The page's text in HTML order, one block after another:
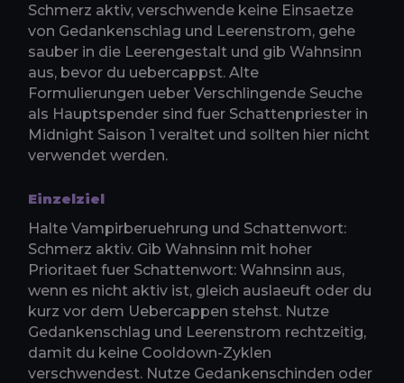
Schmerz aktiv, verschwende keine Einsaetze
von Gedankenschlag und Leerenstrom, gehe
sauber in die Leerengestalt und gib Wahnsinn
aus, bevor du uebercappst. Alte
Formulierungen ueber Verschlingende Seuche
als Hauptspender sind fuer Schattenpriester in
Midnight Saison 1 veraltet und sollten hier nicht
verwendet werden.
Einzelziel
Halte Vampirberuehrung und Schattenwort:
Schmerz aktiv. Gib Wahnsinn mit hoher
Prioritaet fuer Schattenwort: Wahnsinn aus,
wenn es nicht aktiv ist, gleich auslaeuft oder du
kurz vor dem Uebercappen stehst. Nutze
Gedankenschlag und Leerenstrom rechtzeitig,
damit du keine Cooldown-Zyklen
verschwendest. Nutze Gedankenschinden oder